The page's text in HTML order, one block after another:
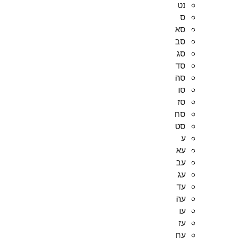
נט
ס
סא
סב
סג
סד
סה
סו
סז
סח
סט
ע
עא
עב
עג
עד
עה
עו
עז
עח